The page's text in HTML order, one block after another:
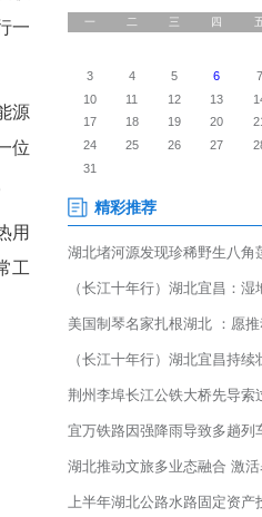
的背后，是能源保供一线
司的员工们正奋战在运行
供热于一体的综合型
地各类参数，牵动着每
园区内热用户稳定供热。
并解决问题，保证供
长孙汕介绍，他们的日
接收他们实时的反馈。